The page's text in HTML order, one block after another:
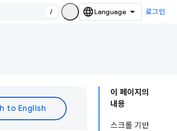
/ 로그인
이 페이지의
내용
스크롤 기반